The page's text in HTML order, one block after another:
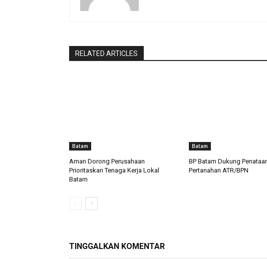
RELATED ARTICLES
Batam
Aman Dorong Perusahaan
Prioritaskan Tenaga Kerja Lokal
Batam
Batam
BP Batam Dukung
Pertanahan ATR/BPN
TINGGALKAN KOMENTAR